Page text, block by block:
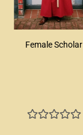
Female Scholar